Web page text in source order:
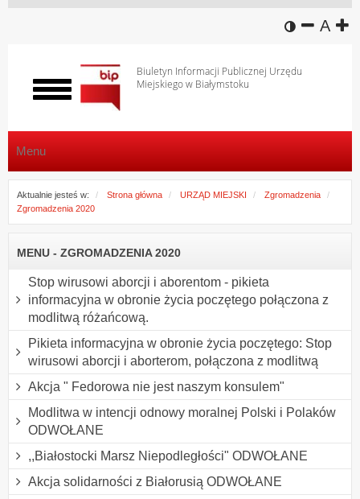
wersja
A
Biuletyn Informacji Publicznej Urzędu
Miejskiego w Białymstoku
Włącz
menu
Menu
Aktualnie jesteś w: Strona główna URZĄD MIEJSKI
Zgromadzenia
Zgromadzenia 2020
MENU - ZGROMADZENIA 2020
Stop wirusowi aborcji i aborentom - pikieta
informacyjna w obronie życia poczętego połączona z
modlitwą różańcową.
Pikieta informacyjna w obronie życia poczętego: Stop
wirusowi aborcji i aborterom, połączona z modlitwą
Akcja " Fedorowa nie jest naszym konsulem"
Modlitwa w intencji odnowy moralnej Polski i Polaków
ODWOŁANE
,,Białostocki Marsz Niepodległości" ODWOŁANE
Akcja solidarności z Białorusią ODWOŁANE